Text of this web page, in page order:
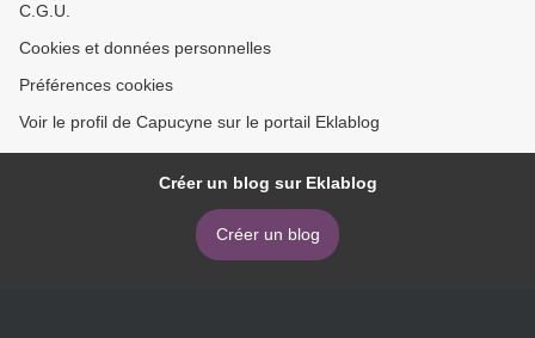
C.G.U.
Cookies et données personnelles
Préférences cookies
Voir le profil de Capucyne sur le portail Eklablog
Créer un blog sur Eklablog
Créer un blog